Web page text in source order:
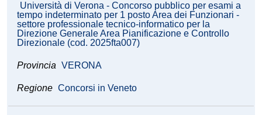
Università di Verona - Concorso pubblico per esami a
tempo indeterminato per 1 posto Area dei Funzionari -
settore professionale tecnico-informatico per la
Direzione Generale Area Pianificazione e Controllo
Direzionale (cod. 2025fta007)
Provincia VERONA
Regione Concorsi in Veneto